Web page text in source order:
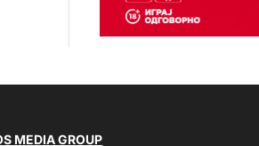
MEDIA GROUP